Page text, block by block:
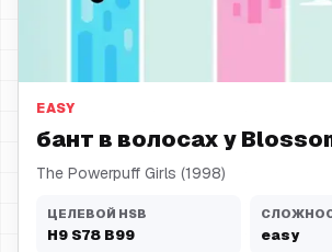
бант в волосах
EASY
бант в волосах у
The Powerpuff Girls (1998)
ЦЕЛЕВОЙ HSB
H9 S78 B99 easy